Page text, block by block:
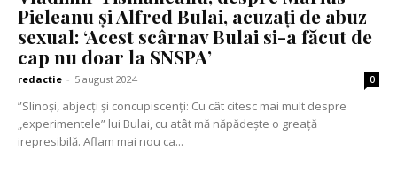
Pieleanu și Alfred Bulai, acuzați de abuz
sexual: ‘Acest scârnav Bulai si-a făcut de
cap nu doar la SNSPA’
redactie - 5 august 2024 0
”Slinoși, abjecți și concupiscenți: Cu cât citesc mai mult despre
„experimentele” lui Bulai, cu atât mă năpădește o greață
irepresibilă. Aflam mai nou ca...